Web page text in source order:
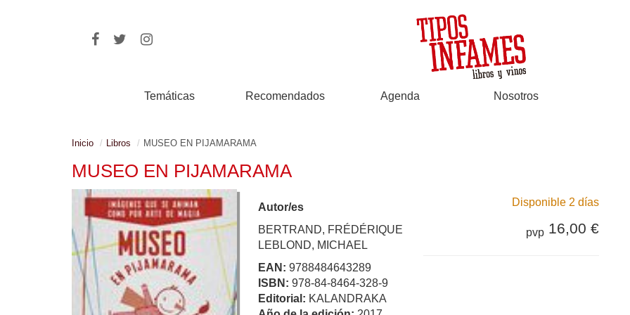
Temáticas Recomendados Agenda Nosotros
Inicio Libros MUSEO EN PIJAMARAMA
MUSEO EN PIJAMARAMA
Autor/es
BERTRAND, FRÉDÉRIQUE
LEBLOND, MICHAEL
EAN: 9788484643289
ISBN: 978-84-8464-328-9
Editorial: KALANDRAKA
Disponible 2 días
pvp 16,00 €